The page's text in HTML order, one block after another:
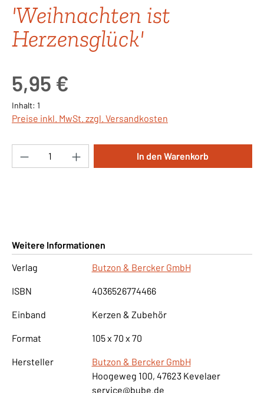
'Weihnachten ist
Herzensglück'
5,95 €
Inhalt: 1
Preise inkl. MwSt. zzgl. Versandkosten
Produkt Anzahl: Gib den gewünschten
In den Warenkorb
Weitere Informationen
Verlag
Butzon & Bercker GmbH
ISBN 4036526774466
Einband Kerzen & Zubehör
Format 105 x 70 x 70
Hersteller
Butzon & Bercker GmbH
Hoogeweg 100, 47623 Kevelaer
service@bube.de